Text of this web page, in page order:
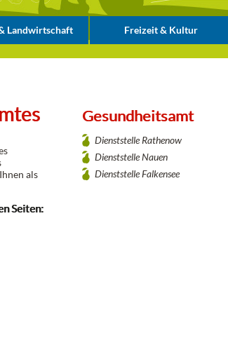
Landwirtschaft Freizeit & Kultur
als
Seiten:
Gesundheitsamt
Dienststelle Rathenow
Dienststelle Nauen
Dienststelle Falkensee